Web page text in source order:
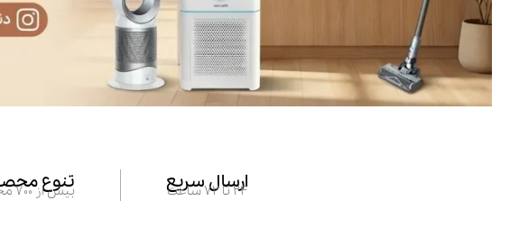
ارسال سریع
24 تا 72 ساعت تنوع
بیش از 700 محصول